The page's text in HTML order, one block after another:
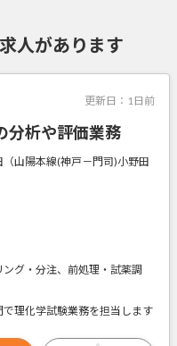
人があります
更新日： 1日前
分析や評価業務
山陽本線(神戸－門司)小野田
グ・分注、前処理・試薬調
理化学試験業務を担当します